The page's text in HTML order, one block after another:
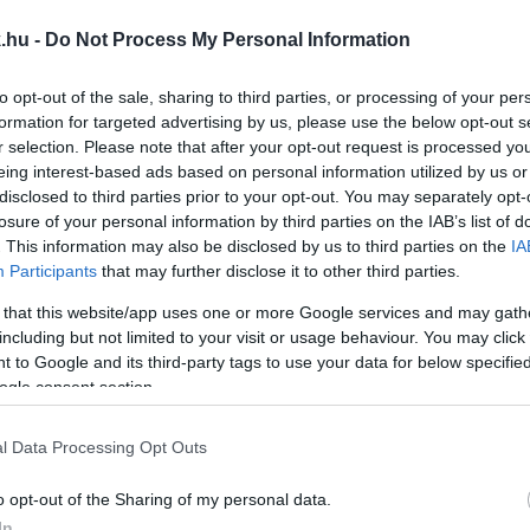
- Do Not Process My Personal Information
opt-out of the sale, sharing to third parties, or processing of your
for targeted advertising by us, please use the below opt-out
selection. Please note that after your opt-out request is processed
interest-based ads based on personal information utilized by us
to third parties prior to your opt-out. You may separately
of your personal information by third parties on the IAB’s list of
This information may also be disclosed by us to third parties on the
Participants that may further disclose it to other third parties.
that this website/app uses one or more Google services and may
but not limited to your visit or usage behaviour. You may
to Google and its third-party tags to use your data for below
consent section.
Data Processing Opt Outs
opt-out of the Sharing of my personal data.
BETEG
ISMÉT EMELKEDIK A KORONAVÍRUS
közülük 6 millió 183 ezer 487 fő a második, 3 millió